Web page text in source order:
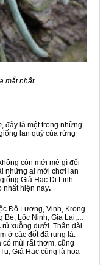
mắt nhất
, đây là một trong những
lan quý của rừng
còn mới mẻ gì đối
những ai mới chơi lan
Giả Hạc Di Linh
nhất hiện nay.
Đô Lương, Vinh, Krong
Bé, Lộc Ninh, Gia Lai,…
xuỗng dưới. Thân dài
ở các đốt đã rụng lá.
mùi rất thơm, cũng
Giả Hạc cũng là hoa